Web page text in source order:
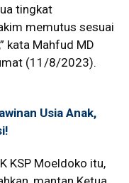
tingkat
memutus sesuai
kata Mahfud MD
(11/8/2023).
Usia Anak,
KSP Moeldoko itu,